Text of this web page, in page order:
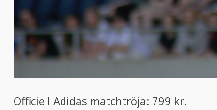
Officiell Adidas matchtröja: 799 kr.